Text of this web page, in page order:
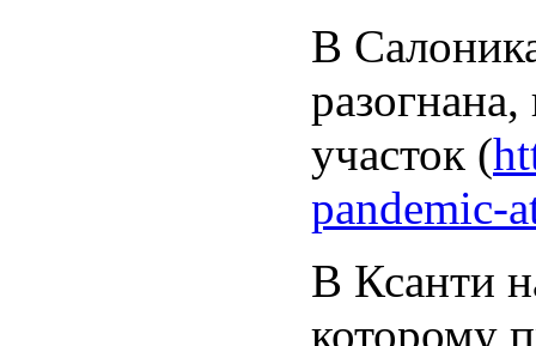
В
участок (
pandemic-
В Ксанти
которому